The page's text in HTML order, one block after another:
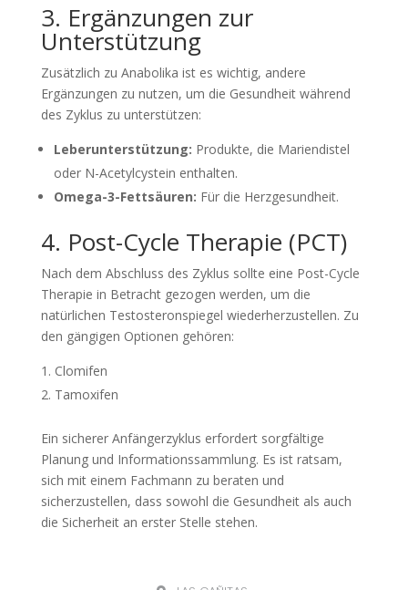
3. Ergänzungen zur
Unterstützung
Zusätzlich zu Anabolika ist es wichtig, andere
Ergänzungen zu nutzen, um die Gesundheit während
des Zyklus zu unterstützen:
Leberunterstützung: Produkte, die Mariendistel
oder N-Acetylcystein enthalten.
Omega-3-Fettsäuren: Für die Herzgesundheit.
4. Post-Cycle Therapie (PCT)
Nach dem Abschluss des Zyklus sollte eine Post-Cycle
Therapie in Betracht gezogen werden, um die
natürlichen Testosteronspiegel wiederherzustellen. Zu
den gängigen Optionen gehören:
Clomifen
Tamoxifen
Ein sicherer Anfängerzyklus erfordert sorgfältige
Planung und Informationssammlung. Es ist ratsam,
sich mit einem Fachmann zu beraten und
sicherzustellen, dass sowohl die Gesundheit als auch
die Sicherheit an erster Stelle stehen.